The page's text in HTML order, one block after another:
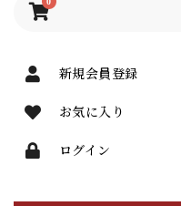
新規会員登録
お気に入り
ログイン